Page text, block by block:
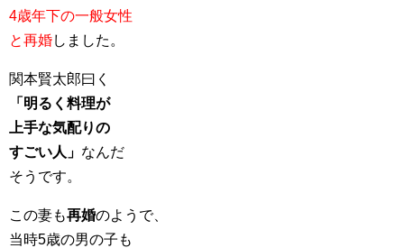
4歳年下の一般女性
と再婚しました。
関本賢太郎曰く
「明るく料理が
上手な気配りの
すごい人」 なんだ
そうです。
この妻も再婚のようで、
当時5歳の男の子も